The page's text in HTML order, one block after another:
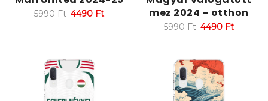
5990Ft 4490 Ft
mez 2024 – otthon
5990Ft 4490 Ft